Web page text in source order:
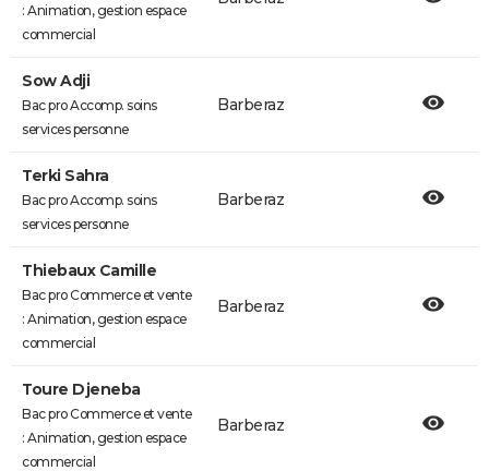
: Animation, gestion espace
commercial
Sow Adji
Bac pro Accomp. soins
services personne
Barberaz
Terki Sahra
Bac pro Accomp. soins
services personne
Barberaz
Thiebaux Camille
Bac pro Commerce et vente
: Animation, gestion espace
commercial
Barberaz
Toure Djeneba
Bac pro Commerce et vente
: Animation, gestion espace
commercial
Barberaz